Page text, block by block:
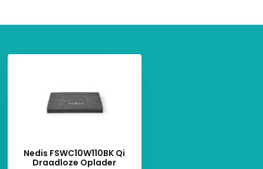
Nedis FSWC10W110BK Qi
Draadloze Oplader